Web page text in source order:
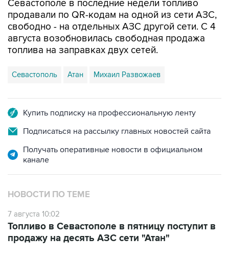
Севастополе в последние недели топливо
продавали по QR-кодам на одной из сети АЗС,
свободно - на отдельных АЗС другой сети. С 4
августа возобновилась свободная продажа
топлива на заправках двух сетей.
Севастополь Атан Михаил Развожаев
Купить подписку на профессиональную ленту
Подписаться на рассылку главных новостей сайта
Получать оперативные новости в официальном
канале
НОВОСТИ ПО ТЕМЕ
7 августа 10:02
Топливо в Севастополе в пятницу поступит в
продажу на десять АЗС сети "Атан"